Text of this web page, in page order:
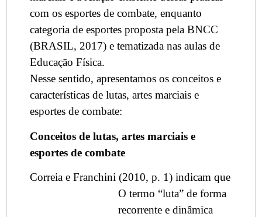
com os esportes de combate, enquanto
categoria de esportes proposta pela BNCC
(BRASIL, 2017) e tematizada nas aulas de
Educação Física.
Nesse sentido, apresentamos os conceitos e
características de lutas, artes marciais e
esportes de combate:
Conceitos de lutas, artes marciais e
esportes de combate
Correia e Franchini (2010, p. 1) indicam que
O termo “luta” de forma
recorrente e dinâmica